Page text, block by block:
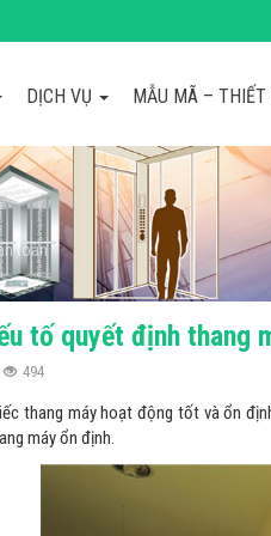
DỊCH VỤ MẪU MÃ – THIẾT
toàn
tố quyết định thang
494
thang máy hoạt động tốt và ổn
máy ổn định.